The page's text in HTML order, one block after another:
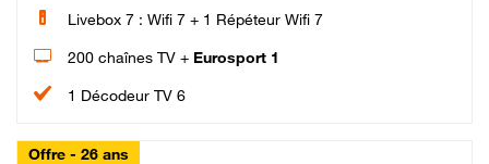
Livebox 7 : Wifi 7 + 1 Répéteur Wifi 7
200 chaînes TV + Eurosport 1
1 Décodeur TV 6
Offre - 26 ans